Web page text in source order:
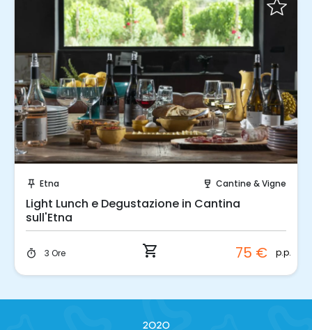
push_pin Etna wine_bar Cantine & Vigne
Light Lunch e Degustazione in Cantina
sull'Etna
timer 3 Ore shopping_cart 75 € p.p.